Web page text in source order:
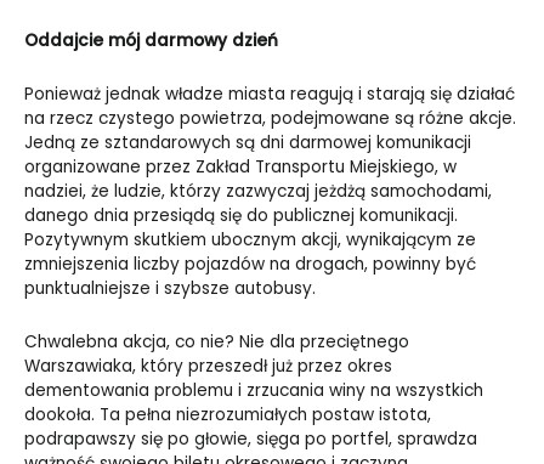
Oddajcie mój darmowy dzień
Ponieważ jednak władze miasta reagują i starają się działać
na rzecz czystego powietrza, podejmowane są różne akcje.
Jedną ze sztandarowych są dni darmowej komunikacji
organizowane przez Zakład Transportu Miejskiego, w
nadziei, że ludzie, którzy zazwyczaj jeżdżą samochodami,
danego dnia przesiądą się do publicznej komunikacji.
Pozytywnym skutkiem ubocznym akcji, wynikającym ze
zmniejszenia liczby pojazdów na drogach, powinny być
punktualniejsze i szybsze autobusy.
Chwalebna akcja, co nie? Nie dla przeciętnego
Warszawiaka, który przeszedł już przez okres
dementowania problemu i zrzucania winy na wszystkich
dookoła. Ta pełna niezrozumiałych postaw istota,
podrapawszy się po głowie, sięga po portfel, sprawdza